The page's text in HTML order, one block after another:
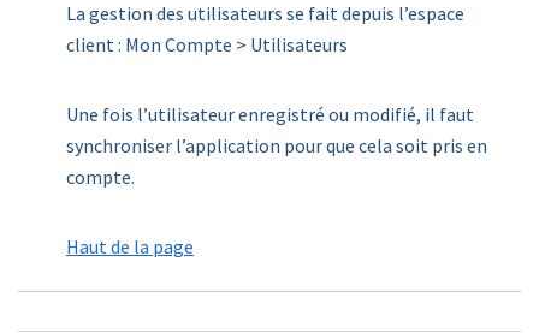
La gestion des utilisateurs se fait depuis l’espace
client : Mon Compte > Utilisateurs
Une fois l’utilisateur enregistré ou modifié, il faut
synchroniser l’application pour que cela soit pris en
compte.
Haut de la page